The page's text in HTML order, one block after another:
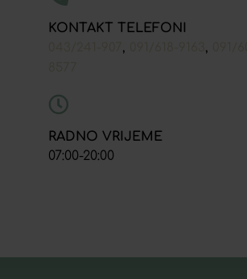
KONTAKT TELEFONI
, ,
RADNO VRIJEME
07:00-20:00